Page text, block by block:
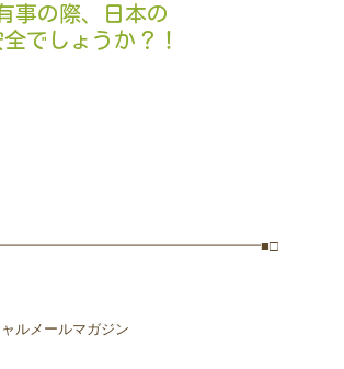
事の際、日本の
でしょうか？！
ルメールマガジン